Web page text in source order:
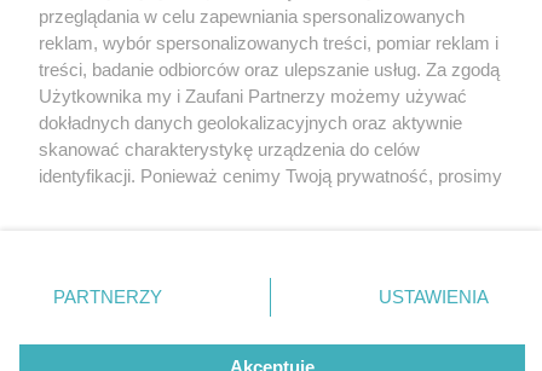
3 / 0
Nie zapomnij
zapoznać się z:
polityką prywatności regulamin korzystania z portali
Twojemiasto
Piekary Śląskie
Chorzów
Tarnowskie Góry
Gliwice
Skontakuj sięz nami
Kontakt
Wydawca
Redakcja
przeglądania w celu zapewniania spersonalizowanych
reklam, wybór spersonalizowanych treści, pomiar reklam i
treści, badanie odbiorców oraz ulepszanie usług. Za zgodą
Użytkownika my i Zaufani Partnerzy możemy używać
dokładnych danych geolokalizacyjnych oraz aktywnie
skanować charakterystykę urządzenia do celów
identyfikacji. Ponieważ cenimy Twoją prywatność, prosimy
prywatności znajdujący się w lewym dolnym rogu strony
. Niektóre rodzaje przetwarzania danych nie wymagają
zgody użytkownika, ale masz prawo sprzeciwić się
takiemu przetwarzaniu. Preferencje będą miały
PARTNERZY USTAWIENIA
Akceptuję